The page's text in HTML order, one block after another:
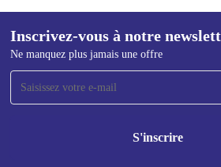
Inscrivez-vous à notre
Ne manquez plus jamais une offre
S'inscrire
et infos de
mail
aucune offre.
Retrouvez les